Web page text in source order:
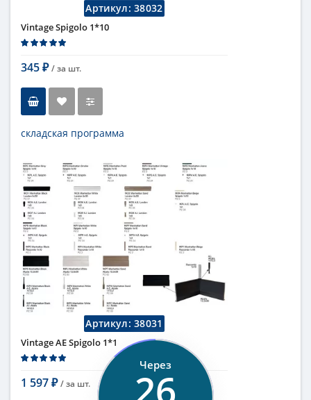
Артикул:38032
Vintage Spigolo 1*10
345 ₽ / за шт.
складская программа
Длина
1 см
Высота
10 см
Цвет
темный, коричневый
Страна
Италия
Поверхность
глянцевая
Коллекция
Fap Ceramiche
Артикул:38031
Vintage AE Spigolo 1*1
1 597 ₽ / за шт.
Через